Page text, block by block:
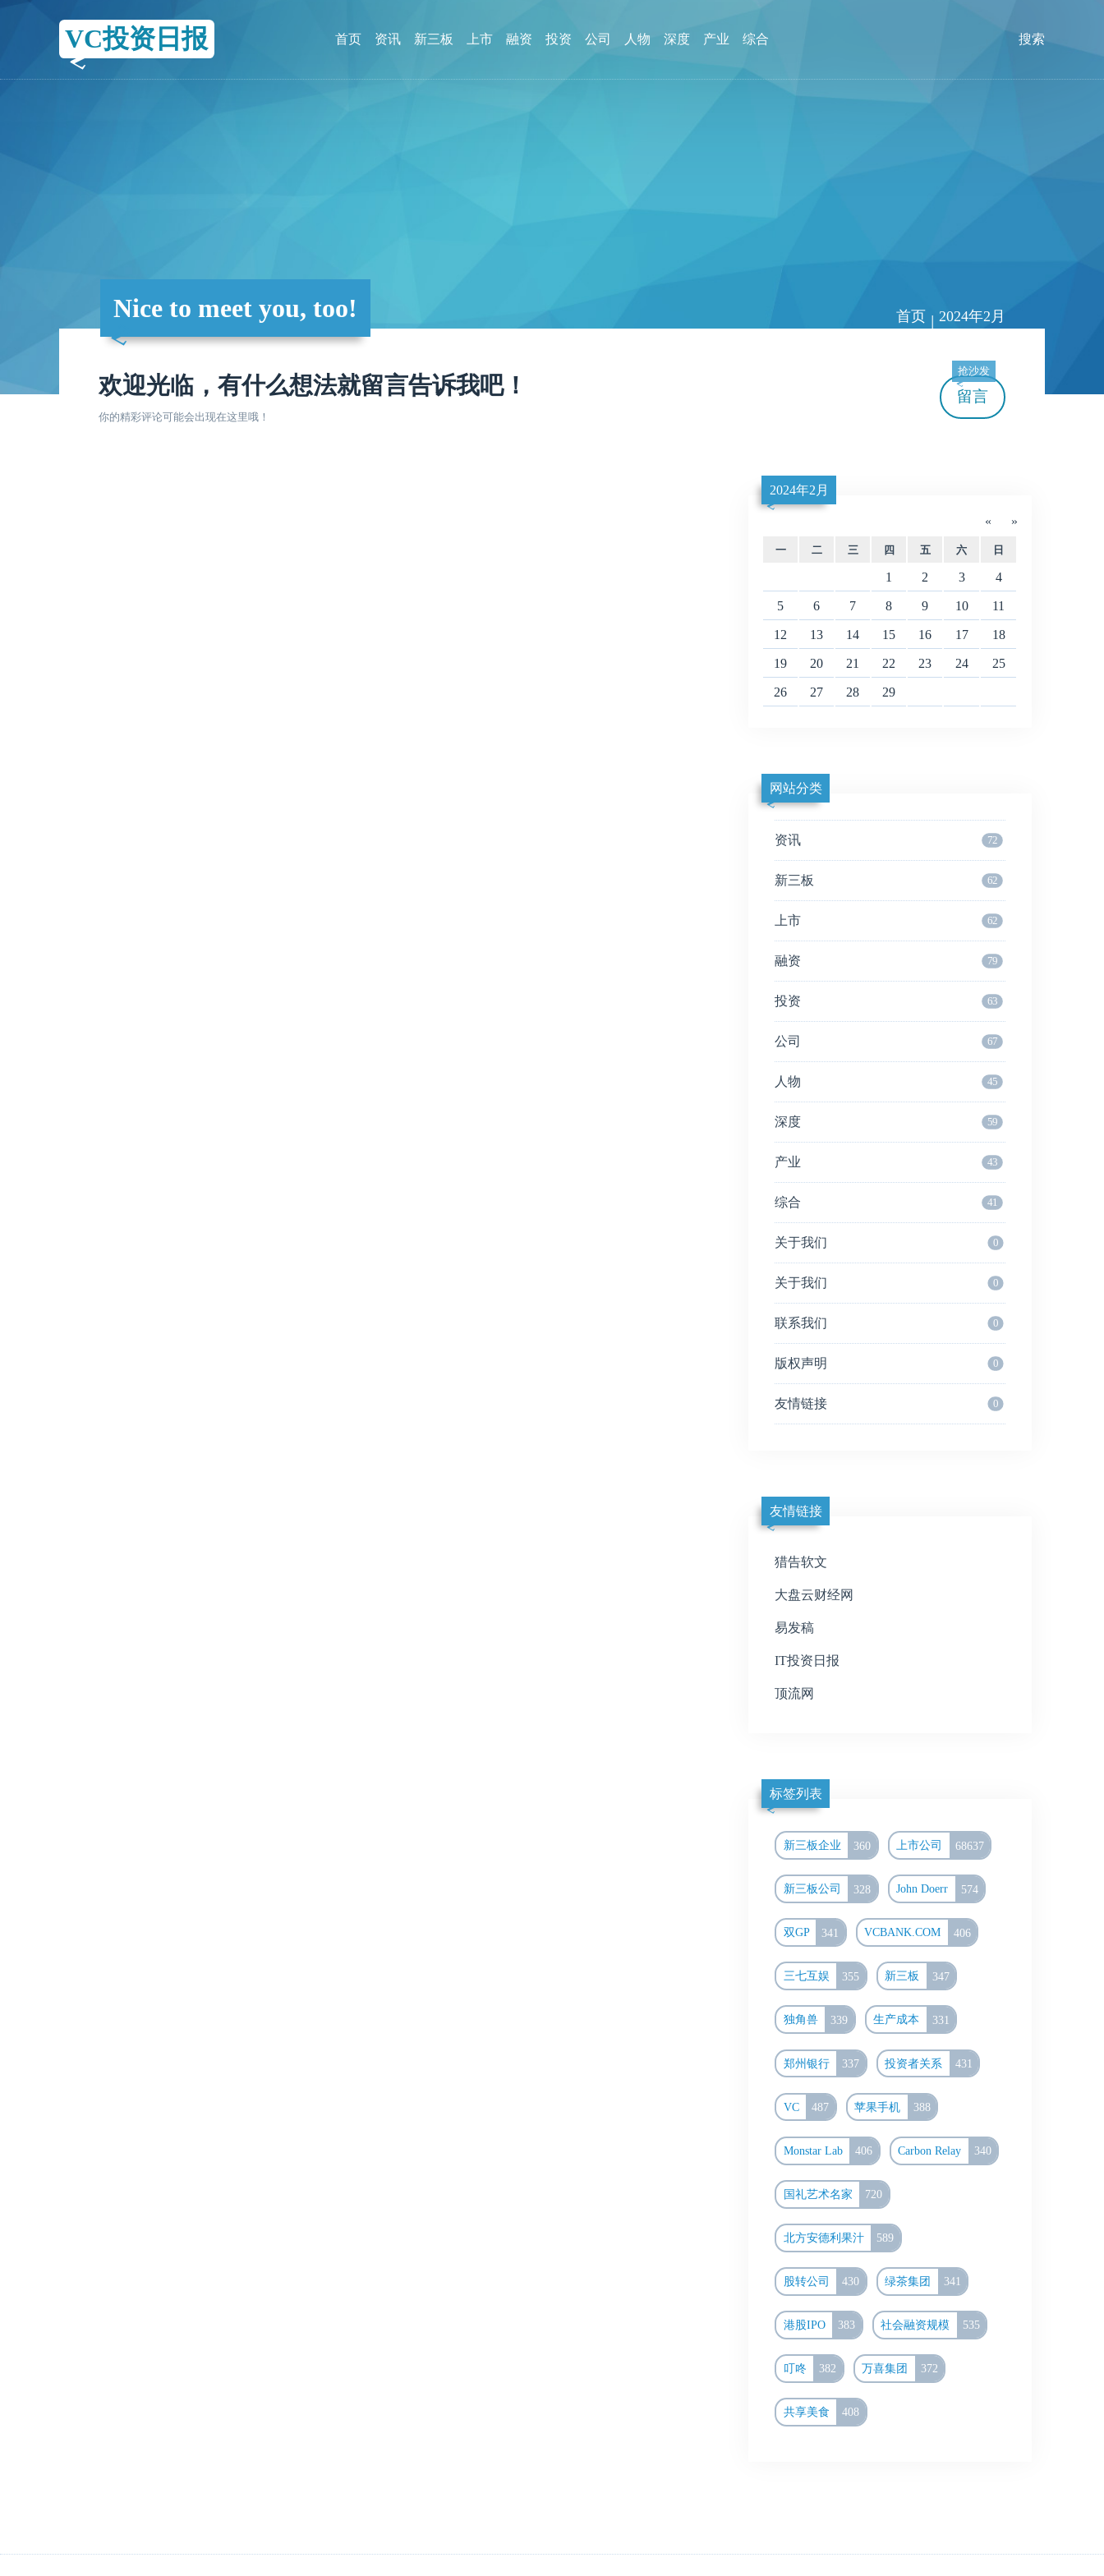
VC投资日报 首页 资讯 新三板 上市 融资 投资 公司 人物 深度 产业 综合 搜索
Nice to meet you, too! 首页 | 2024年2月
欢迎光临，有什么想法就留言告诉我吧！
你的精彩评论可能会出现在这里哦！
留言
抢沙发
«
2024年2月
»
一 二 三 四 五 六 日
1 2 3 4
5 6 7 8 9 10 11
12 13 14 15 16 17 18
19 20 21 22 23 24 25
26 27 28 29
网站分类
资讯 72
新三板 62
上市 62
融资 79
投资 63
公司 67
人物 45
深度 59
产业 43
综合 41
关于我们 0
关于我们 0
联系我们 0
版权声明 0
友情链接 0
友情链接
猎告软文
大盘云财经网
易发稿
IT投资日报
顶流网
标签列表
新三板企业 360 上市公司 68637
新三板公司 328 John Doerr 574
双GP 341 VCBANK.COM 406
三七互娱 355 新三板 347
独角兽 339 生产成本 331
郑州银行 337 投资者关系 431
VC 487 苹果手机 388
Monstar Lab 406 Carbon Relay 340
国礼艺术名家 720
北方安德利果汁 589
股转公司 430 绿茶集团 341
港股IPO 383 社会融资规模 535
叮咚 382 万喜集团 372
共享美食 408